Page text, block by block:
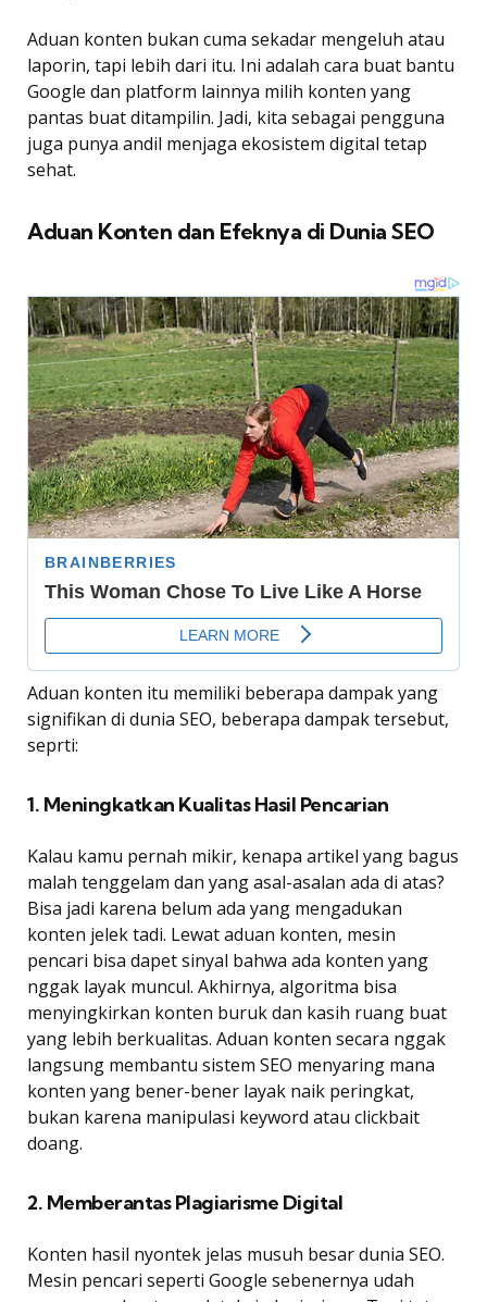
Aduan konten bukan cuma sekadar mengeluh atau
laporin, tapi lebih dari itu. Ini adalah cara buat bantu
Google dan platform lainnya milih konten yang
pantas buat ditampilin. Jadi, kita sebagai pengguna
juga punya andil menjaga ekosistem digital tetap
sehat.
Aduan Konten dan Efeknya di Dunia SEO
Aduan konten itu memiliki beberapa dampak yang
signifikan di dunia SEO, beberapa dampak tersebut,
seprti:
1. Meningkatkan Kualitas Hasil Pencarian
Kalau kamu pernah mikir, kenapa artikel yang bagus
malah tenggelam dan yang asal-asalan ada di atas?
Bisa jadi karena belum ada yang mengadukan
konten jelek tadi. Lewat aduan konten, mesin
pencari bisa dapet sinyal bahwa ada konten yang
nggak layak muncul. Akhirnya, algoritma bisa
menyingkirkan konten buruk dan kasih ruang buat
yang lebih berkualitas. Aduan konten secara nggak
langsung membantu sistem SEO menyaring mana
konten yang bener-bener layak naik peringkat,
bukan karena manipulasi keyword atau clickbait
doang.
2. Memberantas Plagiarisme Digital
Konten hasil nyontek jelas musuh besar dunia SEO.
Mesin pencari seperti Google sebenernya udah